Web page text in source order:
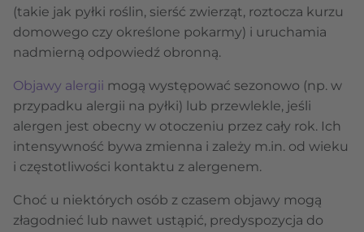
(takie jak pyłki roślin, sierść zwierząt, roztocza kurzu
domowego czy określone pokarmy) i uruchamia
nadmierną odpowiedź obronną.
Objawy alergii mogą występować sezonowo (np. w
przypadku alergii na pyłki) lub przewlekle, jeśli
alergen jest obecny w otoczeniu przez cały rok. Ich
intensywność bywa zmienna i zależy m.in. od wieku
i częstotliwości kontaktu z alergenem.
Choć u niektórych osób z czasem objawy mogą
złagodnieć lub nawet ustąpić, predyspozycja do